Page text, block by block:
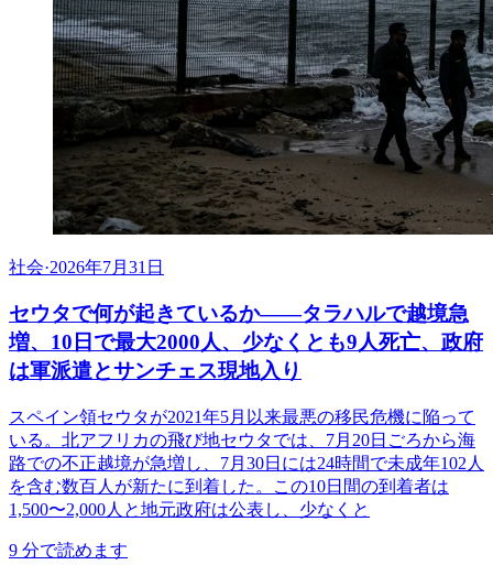
社会·2026年7月31日
セウタで何が起きているか——タラハルで越境急
増、10日で最大2000人、少なくとも9人死亡、政府
は軍派遣とサンチェス現地入り
スペイン領セウタが2021年5月以来最悪の移民危機に陥って
いる。北アフリカの飛び地セウタでは、7月20日ごろから海
路での不正越境が急増し、7月30日には24時間で未成年102人
を含む数百人が新たに到着した。この10日間の到着者は
1,500〜2,000人と地元政府は公表し、少なくと
9 分で読めます